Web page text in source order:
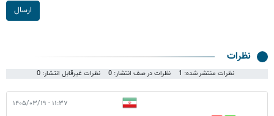
ارسال
نظرات
نظرات منتشر شده: 1 نظرات در صف انتشار: 0 نظرات غیرقابل انتشار: 0
۱۱:۳۷ - ۱۴۰۵/۰۳/۱۹